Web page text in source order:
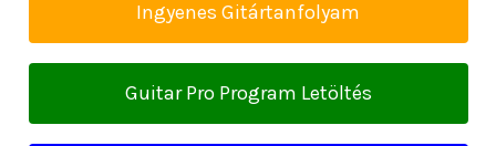
Ingyenes Gitártanfolyam
Guitar Pro Program Letöltés